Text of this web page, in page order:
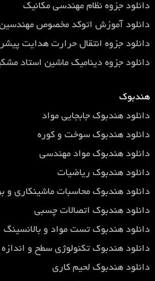
دانلود جزوه نظام مهندسی مکانیک
دانلود آموزش اتوکد مخصوص
دانلود جزوه انتقال حرارت هدایت
دانلود جزوه دینامیک ماشین استاد
هندبوک
دانلود هندبوک جابجایی مواد
دانلود هندبوک سوخت و کوره
دانلود هندبوک مواد مهندسی
دانلود هندبوک ریاضیات
دانلود هندبوک محاسبات ماشینکاری و
دانلود هندبوک اتصالات چسبی
دانلود هندبوک تست مواد و بالانسینگ
دانلود هندبوک تکنولوژی سطح و
دانلود هندبوک لحیم کاری